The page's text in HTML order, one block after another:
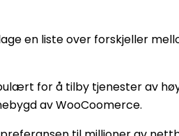
en liste over forskjeller
for å tilby tjenester av
av WooCoomerce.